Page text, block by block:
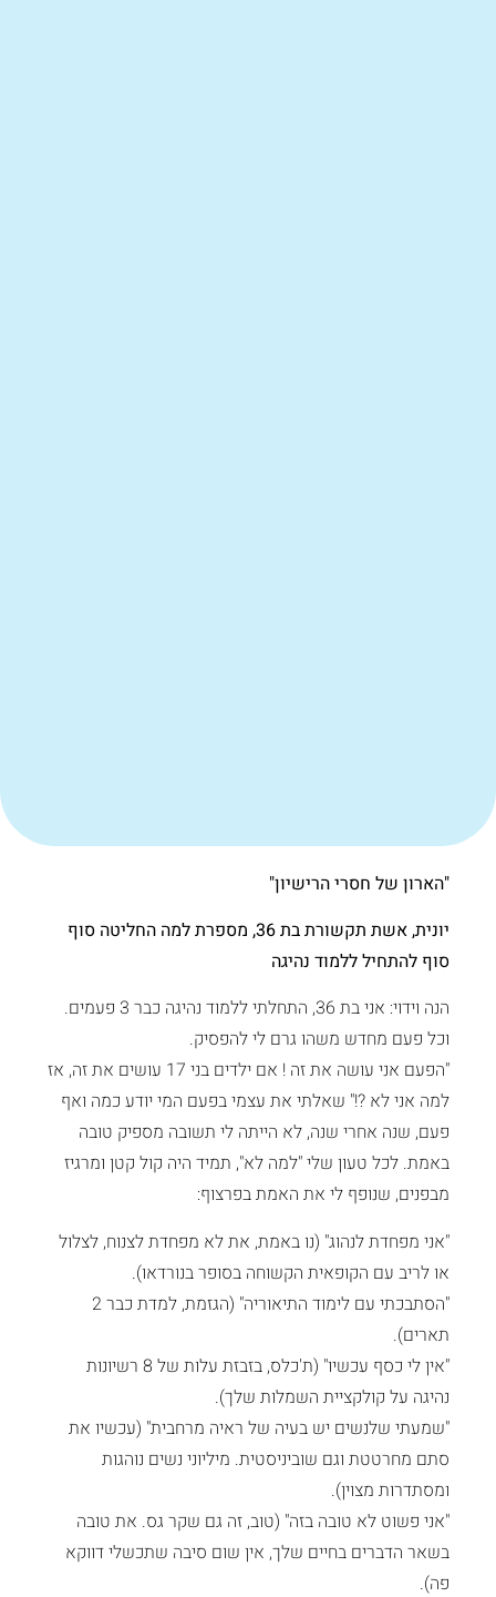
"הארון של חסרי הרישיון"
יונית, אשת תקשורת בת 36, מספרת למה החליטה סוף
סוף להתחיל ללמוד נהיגה
הנה וידוי: אני בת 36, התחלתי ללמוד נהיגה כבר 3 פעמים.
וכל פעם מחדש משהו גרם לי להפסיק.
"הפעם אני עושה את זה ! אם ילדים בני 17 עושים את זה, אז
למה אני לא ?!" שאלתי את עצמי בפעם המי יודע כמה ואף
פעם, שנה אחרי שנה, לא הייתה לי תשובה מספיק טובה
באמת. לכל טעון שלי "למה לא", תמיד היה קול קטן ומרגיז
מבפנים, שנופף לי את האמת בפרצוף:
"אני מפחדת לנהוג" (נו באמת, את לא מפחדת לצנוח, לצלול
או לריב עם הקופאית הקשוחה בסופר בנורדאו).
"הסתבכתי עם לימוד התיאוריה" (הגזמת, למדת כבר 2
תארים).
"אין לי כסף עכשיו" (ת'כלס, בזבזת עלות של 8 רשיונות
נהיגה על קולקציית השמלות שלך).
"שמעתי שלנשים יש בעיה של ראיה מרחבית" (עכשיו את
סתם מחרטטת וגם שוביניסטית. מיליוני נשים נוהגות
ומסתדרות מצוין).
"אני פשוט לא טובה בזה" (טוב, זה גם שקר גס. את טובה
בשאר הדברים בחיים שלך, אין שום סיבה שתכשלי דווקא
פה).